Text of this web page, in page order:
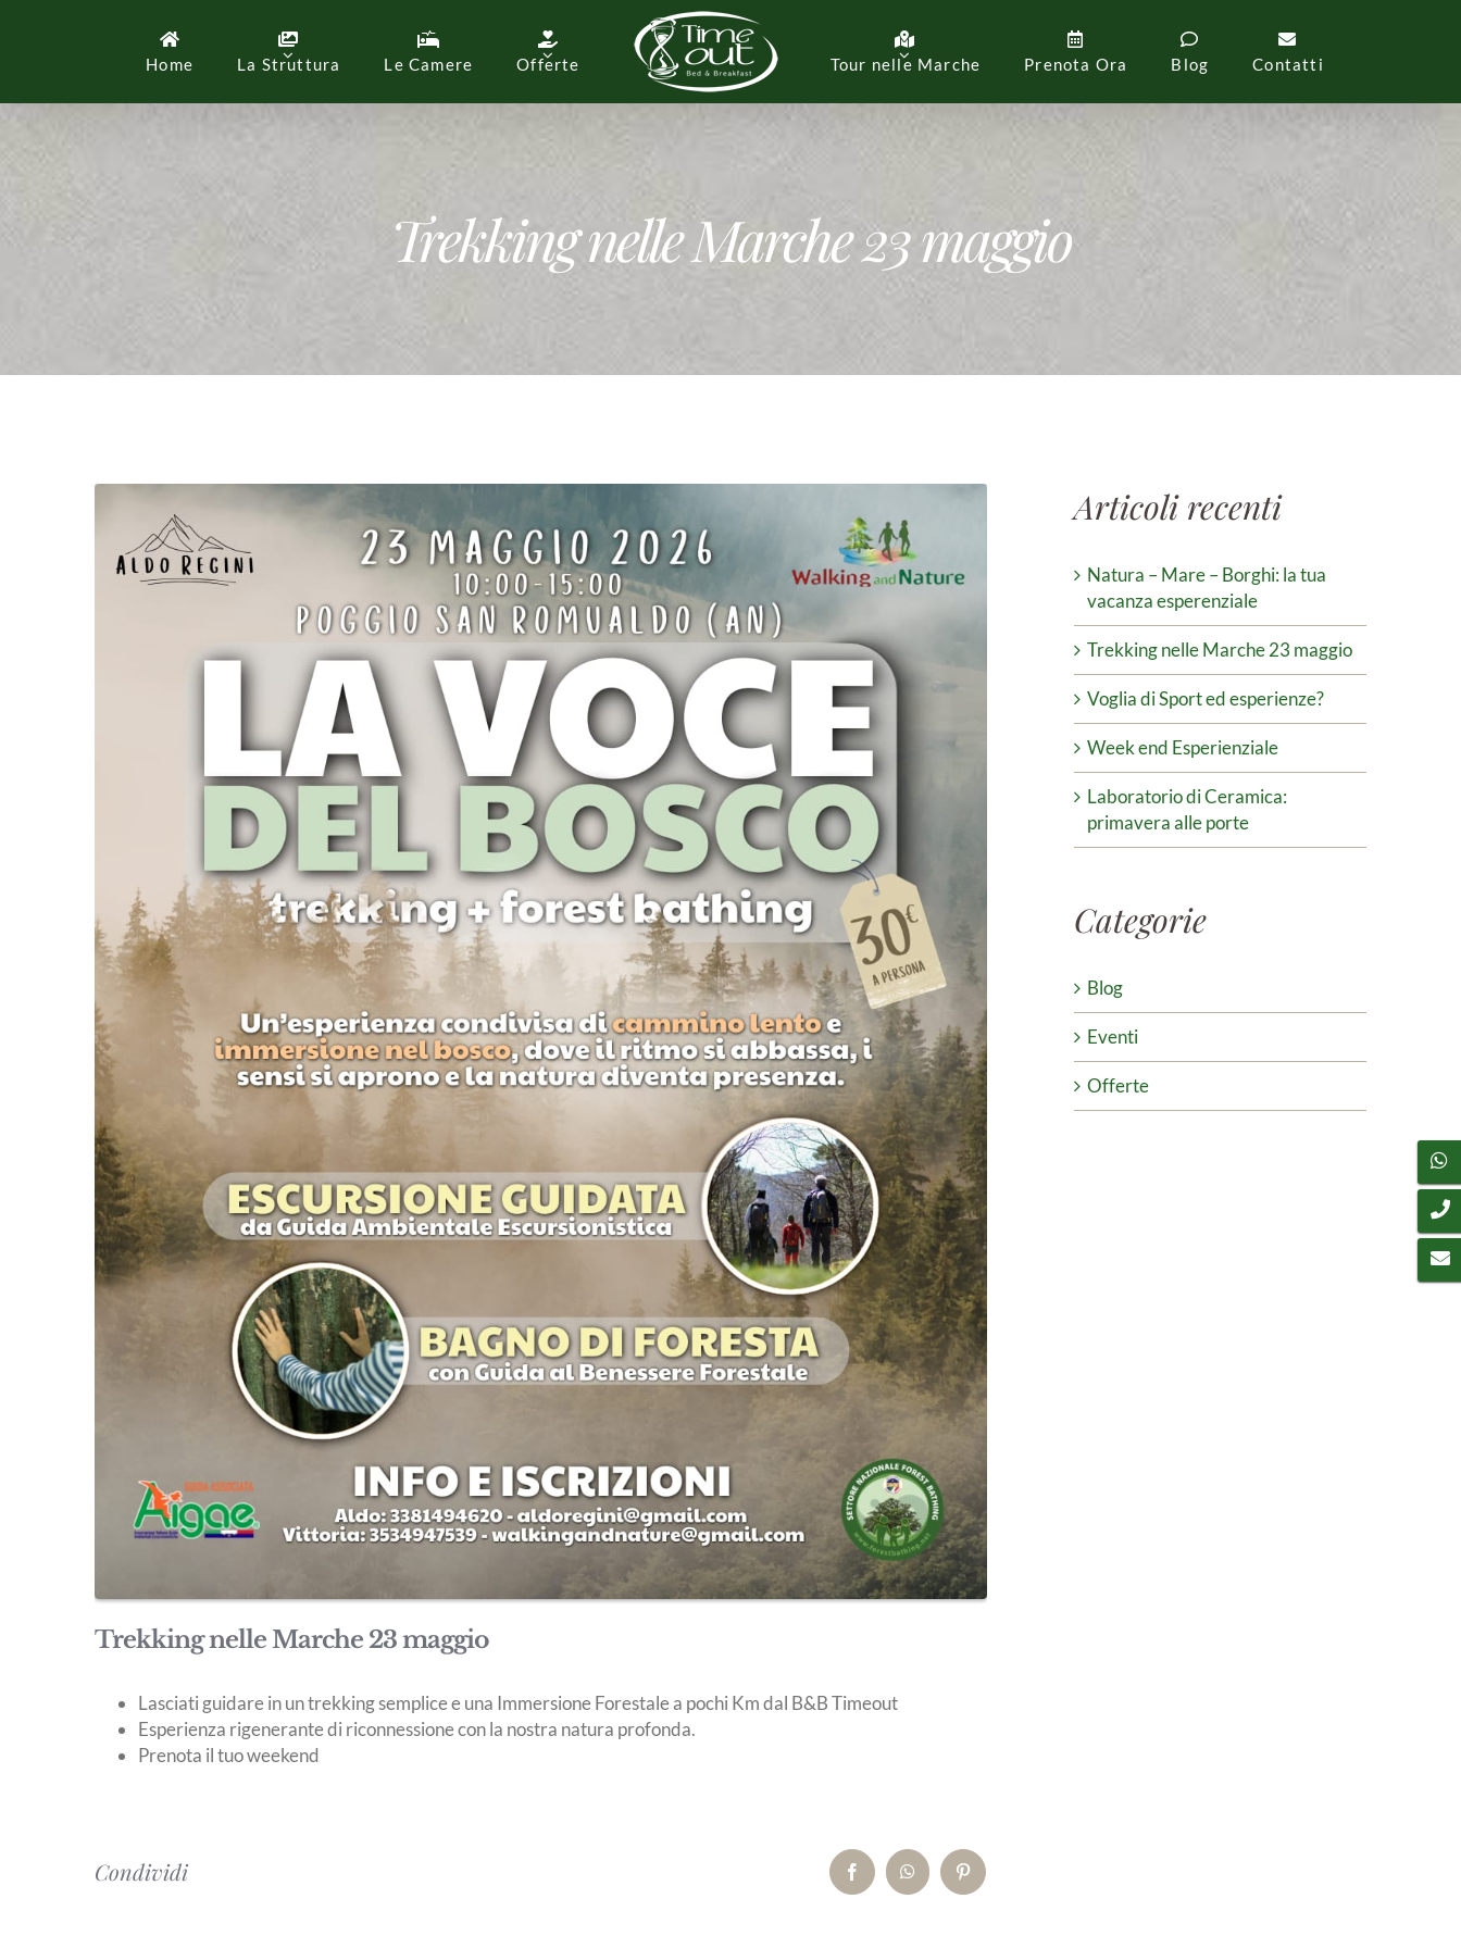
Home La Struttura Le Camere Offerte Tour nelle Marche Prenota Ora Blog Contatti
Trekking nelle Marche 23 maggio
Ingrandisci
immagine
Trekking nelle Marche 23 maggio
Lasciati guidare in un trekking semplice e una Immersione Forestale a pochi Km dal B&B Timeout
Esperienza rigenerante di riconnessione con la nostra natura profonda.
Prenota il tuo weekend
Condividi Facebook WhatsAppPinterest
Articoli recenti
Natura – Mare – Borghi: la tua
vacanza esperenziale
Trekking nelle Marche 23 maggio
Voglia di Sport ed esperienze?
Week end Esperienziale
Laboratorio di Ceramica:
primavera alle porte
Categorie
Blog
Eventi
Offerte